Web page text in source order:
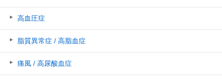
高血圧症
脂質異常症 / 高脂血症
痛風 / 高尿酸血症